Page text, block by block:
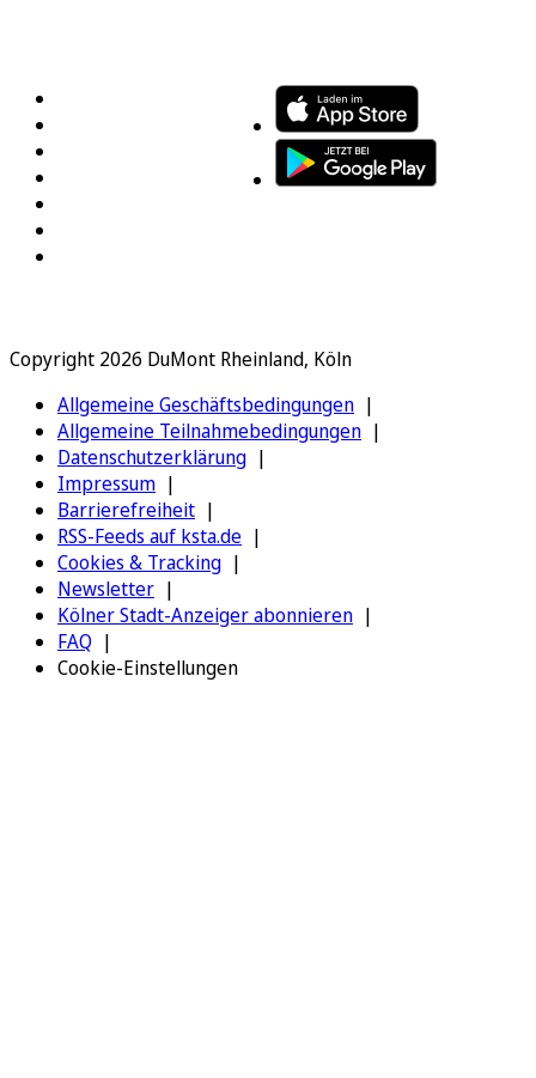
Copyright 2026 DuMont Rheinland, Köln
Allgemeine Geschäftsbedingungen
Allgemeine Teilnahmebedingungen
Datenschutzerklärung
Impressum
Barrierefreiheit
RSS-Feeds auf ksta.de
Cookies & Tracking
Newsletter
Kölner Stadt-Anzeiger abonnieren
FAQ
Cookie-Einstellungen